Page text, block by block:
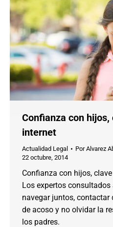
Confianza con
internet
Actualidad Legal PorAlvarez
22 octubre, 2014
Confianza con hijos,
Los expertos
navegar juntos, contactar
de acoso y no olvidar la
los padres.